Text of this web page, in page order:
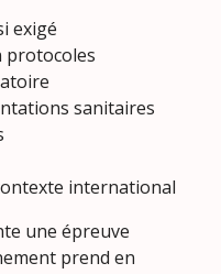
exigé
protocoles
sanitaires
international
une épreuve
prend en